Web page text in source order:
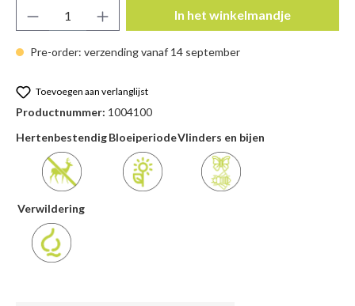
Pre-order: verzending vanaf 14 september
Producthoeveelheid: Voer de gewenste
In het winkelmandje
Toevoegen aan verlanglijst
Productnummer: 1004100
HertenbestendigBloeiperiodeVlinders en bijen
Verwildering